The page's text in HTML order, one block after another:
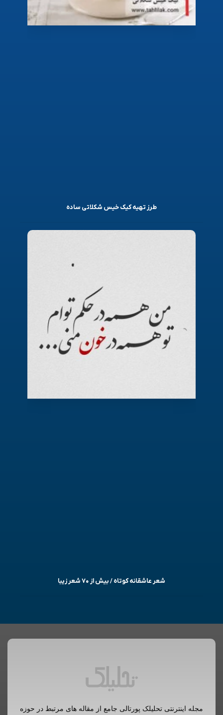
طرز تهیه کیک خیس شکلاتی ساده
شعر عاشقانه کوتاه / بیش از ۷۰ شعر زیبا
مجله اینترنتی تحلیلک پورتالی جامع از مقاله های مرتبط در حوزه